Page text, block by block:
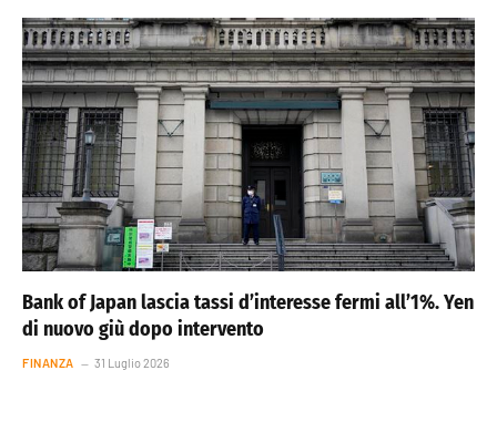
Bank of Japan lascia tassi d’interesse fermi all’1%. Yen
di nuovo giù dopo intervento
FINANZA 31 Luglio 2026